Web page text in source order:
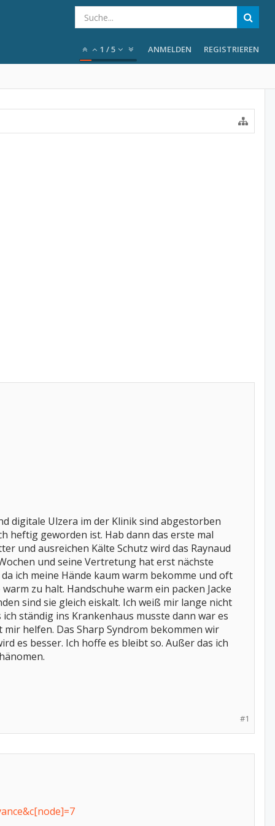
1 /5 ANMELDEN REGISTRIEREN
digitale Ulzera im der Klinik sind abgestorben
heftig geworden ist. Hab dann das erste mal
und ausreichen Kälte Schutz wird das Raynaud
und seine Vertretung hat erst nächste
ich meine Hände kaum warm bekomme und oft
zu halt. Handschuhe warm ein packen Jacke
sind sie gleich eiskalt. Ich weiß mir lange nicht
ständig ins Krankenhaus musste dann war es
helfen. Das Sharp Syndrom bekommen wir
es besser. Ich hoffe es bleibt so. Außer das ich
#1